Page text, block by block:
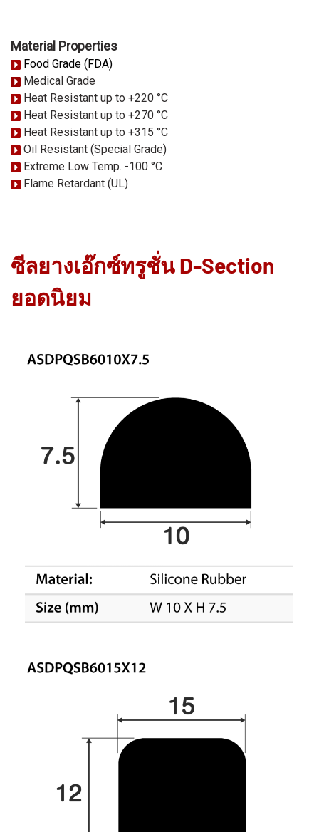
Material Properties
Food Grade (FDA)
Medical Grade
Heat Resistant up to +220 °C
Heat Resistant up to +270 °C
Heat Resistant up to +315 °C
Oil Resistant (Special Grade)
Extreme Low Temp. -100 °C
Flame Retardant (UL)
ซีลยางเอ๊กซ์ทรูชั่น D-Section
ยอดนิยม